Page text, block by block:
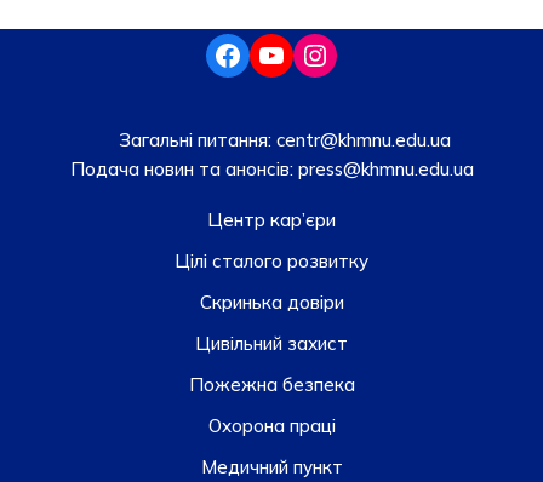
Загальні питання: centr@khmnu.edu.ua
Подача новин та анонсів:press@khmnu.edu.ua
Центр кар’єри
Цілі сталого розвитку
Скринька довiри
Цивільний захист
Пожежна безпека
Охорона праці
Медичний пункт